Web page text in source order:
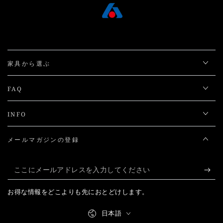
家具から選ぶ
FAQ
INFO
メールマガジンの登録
こ
こ
に
お得な情報をどこよりも先におとどけします。
語
日本語